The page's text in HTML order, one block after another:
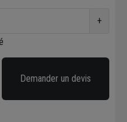
+
Demander un devis